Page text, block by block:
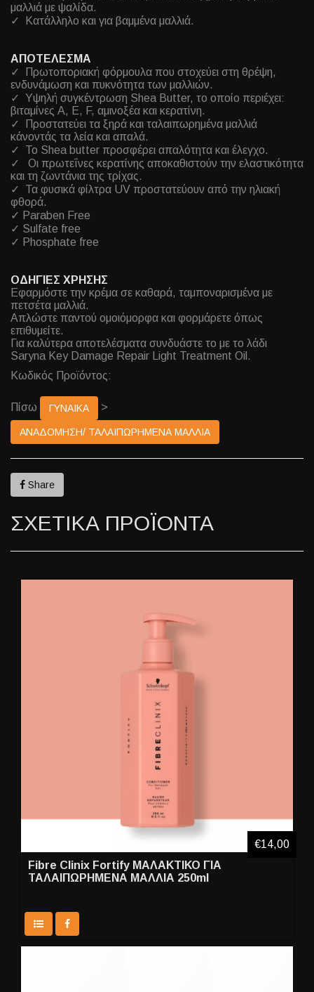
μαλλιά με ψαλίδα.
✓ Κατάλληλο και για βαμμένα μαλλιά.
ΑΠΟΤΕΛΕΣΜΑ
✓ Πρωτοποριακή φόρμουλα που στοχεύει στη θρέψη,
ενδυνάμωση και πυκνότητα των μαλλιών.
✓ Υψηλή συγκέντρωση Shea Butter, το οποίο περιέχει:
βιταμίνες A, E, F, αμινοξέα και κερατίνη.
✓ Προστατεύει τα ξηρά και ταλαιπωρημένα μαλλιά
κάνοντάς τα λεία και απαλά.
✓ Το Shea butter προσφέρει απαλότητα και έλεγχο.
✓ Οι πρωτεΐνες κερατίνης αποκαθιστούν την ελαστικότητα
και τη ζωντάνια της τρίχας.
✓ Τα φυσικά φίλτρα UV προστατεύουν από την ηλιακή
φθορά.
✓ Paraben Free
✓ Sulfate free
✓ Phosphate free
ΟΔΗΓΙΕΣ ΧΡΗΣΗΣ
Εφαρμόστε την κρέμα σε καθαρά, ταμποναρισμένα με
πετσέτα μαλλιά.
Απλώστε παντού ομοιόμορφα και φορμάρετε όπως
επιθυμείτε.
Για καλύτερα αποτελέσματα συνδυάστε το με το λάδι
Saryna Key Damage Repair Light Treatment Oil.
Κωδικός Προϊόντος:
Πίσω ΓΥΝΑΙΚΑ >
ΑΝΑΔΟΜΗΣΗ/ ΤΑΛΑΙΠΩΡΗΜΕΝΑ ΜΑΛΛΙΑ
Share
ΣΧΕΤΙΚΑ ΠΡΟΪΟΝΤΑ
Fibre Clinix Fortify ΜΑΛΑΚΤΙΚΟ ΓΙΑ
ΤΑΛΑΙΠΩΡΗΜΕΝΑ ΜΑΛΛΙΑ 250ml
€14,00